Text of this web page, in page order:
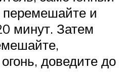
и
минут. Затем
доведите до